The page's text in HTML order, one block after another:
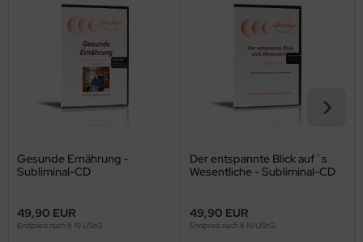
Gesunde Ernährung -
Subliminal-CD
49,90 EUR
Endpreis nach § 19 UStG.
Der entspannte Blick auf`s
Wesentliche - Subliminal-CD
49,90 EUR
Endpreis nach § 19 UStG.